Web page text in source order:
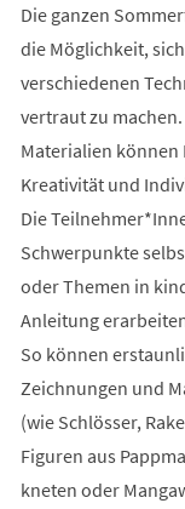
Die ganzen
die Möglichkeit,
verschiedenen
vertraut zu
Materialien können
Kreativität und
Die
Schwerpunkte
oder Themen in
Anleitung
So können
Zeichnungen und
(wie Schlösser,
Figuren aus
kneten oder